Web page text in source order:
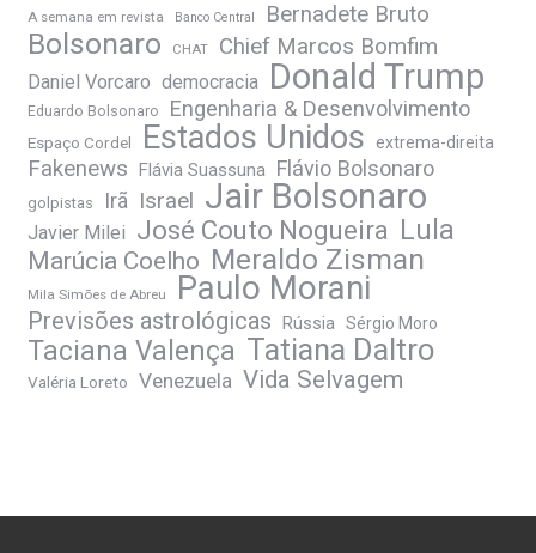
A semana em revista Banco Central Bernadete Bruto
Bolsonaro CHAT Chief Marcos Bomfim
Daniel Vorcaro democracia Donald Trump
Eduardo Bolsonaro Engenharia & Desenvolvimento
Espaço Cordel Estados Unidos extrema-direita
Fakenews Flávia Suassuna Flávio Bolsonaro
golpistas Irã Israel Jair Bolsonaro
Javier Milei José Couto Nogueira Lula
Marúcia Coelho Meraldo Zisman
Mila Simões de Abreu Paulo Morani
Previsões astrológicas Rússia Sérgio Moro
Taciana Valença Tatiana Daltro
Valéria Loreto Venezuela Vida Selvagem